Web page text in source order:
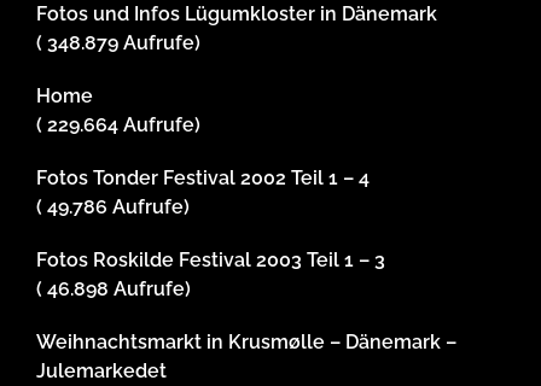
Fotos und Infos Lügumkloster in Dänemark
( 348.879 Aufrufe)
Home
( 229.664 Aufrufe)
Fotos Tonder Festival 2002 Teil 1 – 4
( 49.786 Aufrufe)
Fotos Roskilde Festival 2003 Teil 1 – 3
( 46.898 Aufrufe)
Weihnachtsmarkt in Krusmølle – Dänemark –
Julemarkedet